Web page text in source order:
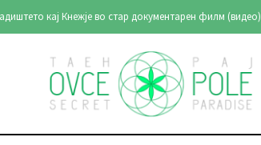
кај Кнежје во стар документарен филм (видео)